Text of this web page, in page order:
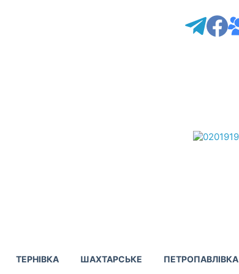
ТЕРНІВКА ШАХТАРСЬКЕ ПЕТРОПАВЛІВКА